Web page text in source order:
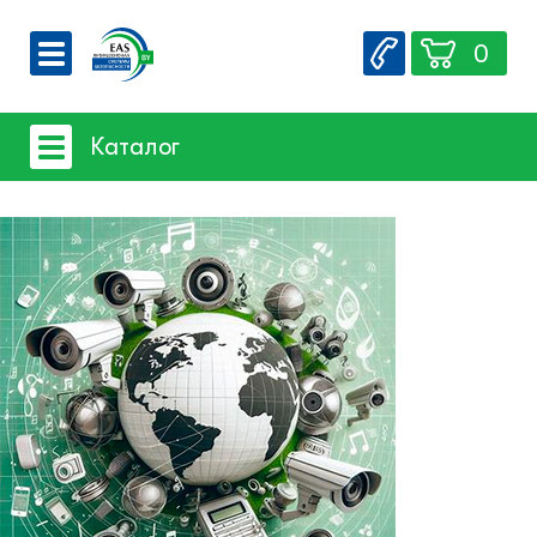
О компании
Вакансии
Контакты
0
Каталог
Системы видеонаблюдения
Системы защиты товаров от краж
Счетчики посетителей
Защита товара на стеллажах
Системы фонового озвучивания
помещений